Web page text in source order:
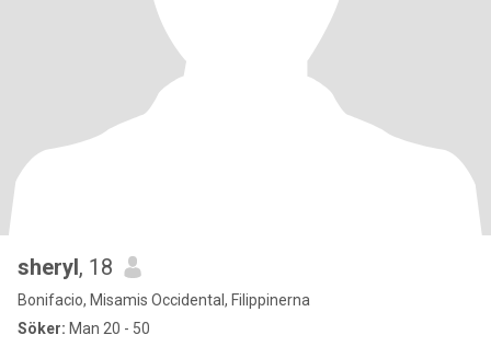
sheryl, 18
Bonifacio, Misamis Occidental, Filippinerna
Söker: Man 20 - 50